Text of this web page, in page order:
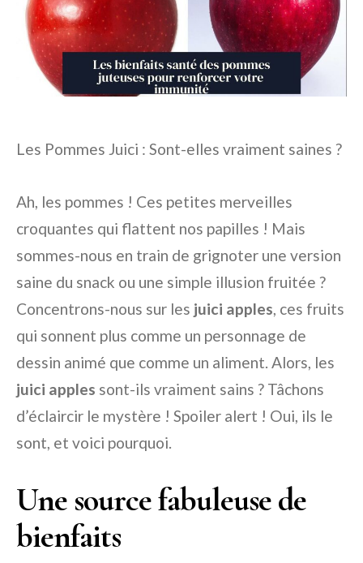
Les Pommes Juici : Sont-elles vraiment saines ?
Ah, les pommes ! Ces petites merveilles
croquantes qui flattent nos papilles ! Mais
sommes-nous en train de grignoter une version
saine du snack ou une simple illusion fruitée ?
Concentrons-nous sur les juici apples, ces fruits
qui sonnent plus comme un personnage de
dessin animé que comme un aliment. Alors, les
juici apples sont-ils vraiment sains ? Tâchons
d’éclaircir le mystère ! Spoiler alert ! Oui, ils le
sont, et voici pourquoi.
Une source fabuleuse de
bienfaits